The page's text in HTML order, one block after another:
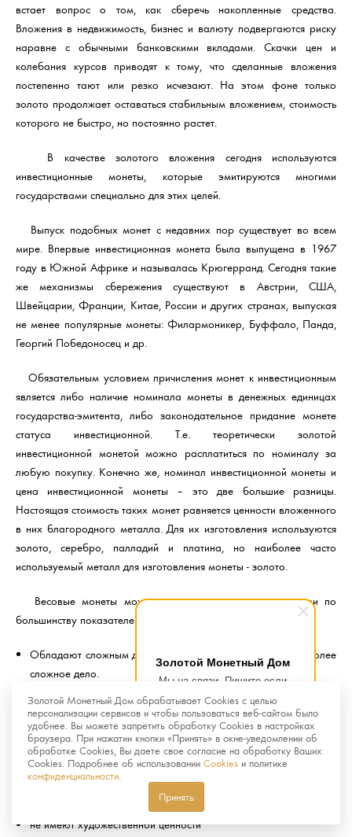
Золотой Монетный Дом
Мы на связи. Пишите если
возникнут любые вопросы.
Рады помочь.
встает вопрос о том, как сберечь накопленные средства.
Вложения в недвижимость, бизнес и валюту подвергаются риску
наравне с обычными банковскими вкладами. Скачки цен и
колебания курсов приводят к тому, что сделанные вложения
постепенно тают или резко исчезают. На этом фоне только
золото продолжает оставаться стабильным вложением, стоимость
которого не быстро, но постоянно растет.
В качестве золотого вложения сегодня используются
инвестиционные монеты, которые эмитируются многими
государствами специально для этих целей.
Выпуск подобных монет с недавних пор существует во всем
мире. Впервые инвестиционная монета была выпущена в 1967
году в Южной Африке и называлась Крюгерранд. Сегодня такие
же механизмы сбережения существуют в Австрии, США,
Швейцарии, Франции, Китае, России и других странах, выпуская
не менее популярные монеты: Филармоникер, Буффало, Панда,
Георгий Победоносец и др.
Обязательным условием причисления монет к инвестиционным
является либо наличие номинала монеты в денежных единицах
государства-эмитента, либо законодательное придание монете
статуса инвестиционной. Т.е. теоретически золотой
инвестиционной монетой можно расплатиться по номиналу за
любую покупку. Конечно же, номинал инвестиционной монеты и
цена инвестиционной монеты – это две большие разницы.
Настоящая стоимость таких монет равняется ценности вложенного
в них благородного металла. Для их изготовления используются
золото, серебро, палладий и платина, но наиболее часто
используемый металл для изготовления монеты - золото.
Весовые монеты можно сравнить с золотыми слитками по
большинству показателей, но по сравнению с ними монеты:
Обладают сложным дизайном, подделка монет гораздо более
сложное дело.
Имеют малый вес и размер, что делает их более удобными в
хранении и реализации.
Памятные и инвестиционные монеты отличаются тем, что
вторые:
не пользуются большим спросом у нумизматов
не имеют художественной ценности
Золотой Монетный Дом обрабатывает Cookies с целью
персонализации сервисов и чтобы пользоваться веб-сайтом было
удобнее. Вы можете запретить обработку Cookies в настройках
браузера. При нажатии кнопки «Принять» в окне-уведомлении об
обработке Cookies, Вы даете свое согласие на обработку Ваших
Cookies. Подробнее об использовании Cookies и политике
конфиденциальности
Принять